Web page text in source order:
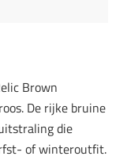
Brown
De rijke bruine
die
of winteroutfit.